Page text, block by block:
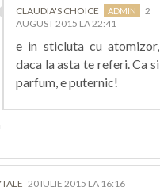
CLAUDIA'S CHOICE
2
AUGUST 2015 LA 22:41
e in sticluta cu atomizor,
daca la asta te referi. Ca si
parfum, e puternic!
20 IULIE 2015 LA 16:16